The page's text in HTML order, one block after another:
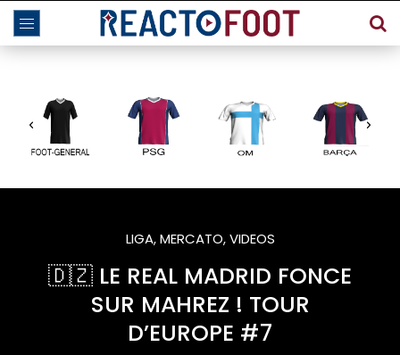
LIGA,MERCATO,VIDEOS
🇩🇿 LE REAL MADRID FONCE
SUR MAHREZ ! TOUR
D’EUROPE #7